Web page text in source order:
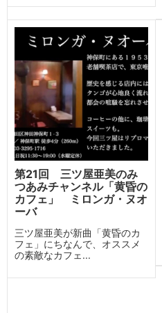
第21回 三ツ屋亜美のみ
つあみチャンネル「黄昏の
カフェ」 ミロンガ・ヌオ
ーバ
三ツ屋亜美が新曲「黄昏のカ
フェ」にちなんで、オススメ
の素敵なカフェ...